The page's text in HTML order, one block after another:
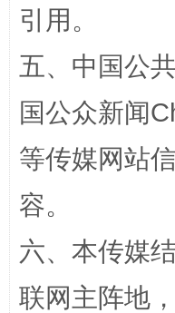
引用。
五、中国公
国公众新闻
等传媒网站
容。
六、本传媒
联网主阵地